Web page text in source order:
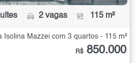
2 vagas 115 m²
Isolina Mazzei com 3 quartos - 115 m²
R$ 850.000